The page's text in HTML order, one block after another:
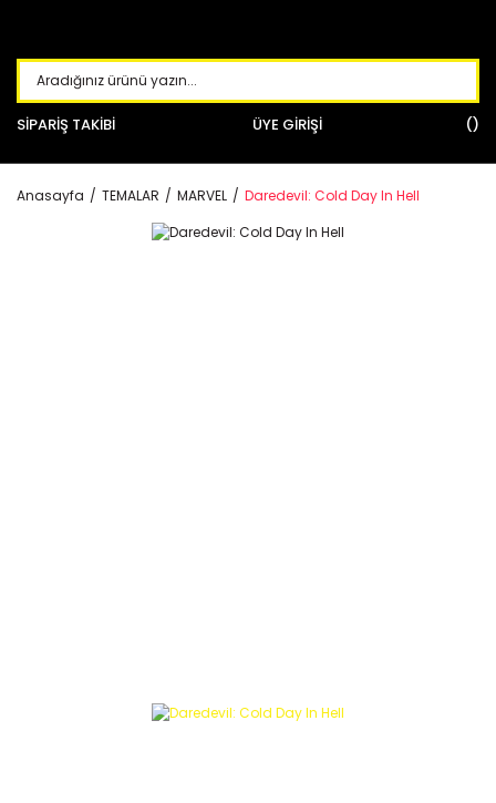
SİPARİŞ TAKİBİ ÜYE GİRİŞİ
Anasayfa TEMALAR MARVEL Daredevil: Cold Day In Hell